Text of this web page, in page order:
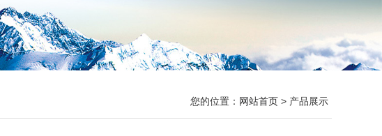
您的位置： 网站首页 > 产品展示